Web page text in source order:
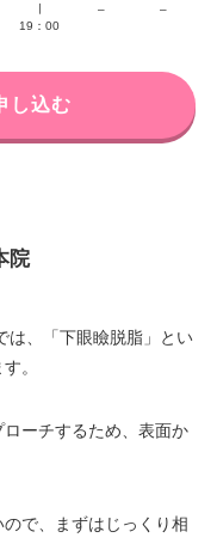
19：00
– –
し込む
院
は、「下眼瞼脱脂」とい
。
ーチするため、表面か
で、まずはじっくり相